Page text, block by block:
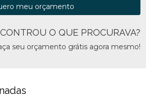
O QUE PROCURAVA?
seu orçamento grátis agora mesmo!
meu orçamento